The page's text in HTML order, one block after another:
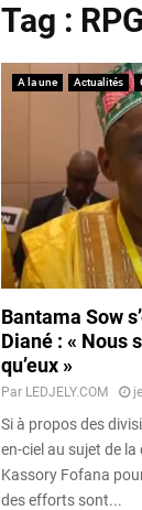
Tag : RPG
A la une Actualités
Bantama Sow
Diané : « Nous
qu’eux »
Par LEDJELY.COM
Si à propos des
en-ciel au sujet de
Kassory Fofana
des efforts sont...